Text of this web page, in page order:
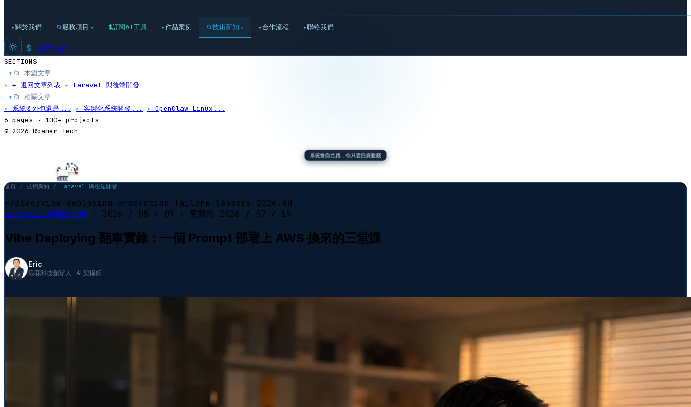
▸關於我們 📁 服務項目 ▾ $訂閱AI工具 ▸作品案例 📁技術新知 ▾ ▸合作流程 ▸聯絡我們
$ 立即諮詢 →
SECTIONS
▸📁 本篇文章
▸ ← 返回文章列表 ▸ Laravel 與後端開發
▸📁 相關文章
▸
系統要外包還是... ▸ 客製化系統開發... ▸ OpenClaw Linux...
6 pages · 100+ projects
© 2026 Roamer Tech
系統會自己跑，你只要負責數錢
首頁 / 技術新知 / Laravel 與後端開發
~/blog/vibe-deploying-production-failure-lessons-2026.md
Laravel 與後端開發 · 2026 / 05 / 09 · 更新於 2026 / 07 / 19
Vibe Deploying 翻車實錄：一個 Prompt 部署上 AWS 換來的三堂課
Eric
浪花科技創辦人 · AI 架構師